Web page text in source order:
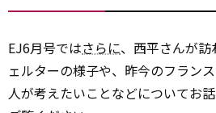
EJ6月号ではさらに、西平さんが
ェルターの様子や、昨今のフラン
人が考えたいことなどについてお